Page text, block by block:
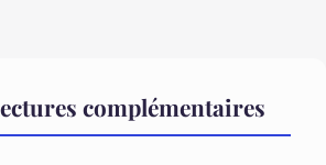
complémentaires